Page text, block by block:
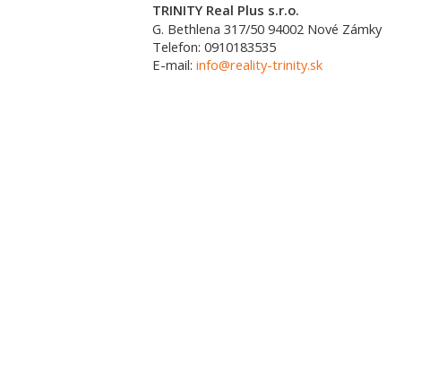
TRINITY Real Plus s.r.o.
G. Bethlena 317/50 94002 Nové Zámky
Telefon: 0910183535
E-mail: info@reality-trinity.sk